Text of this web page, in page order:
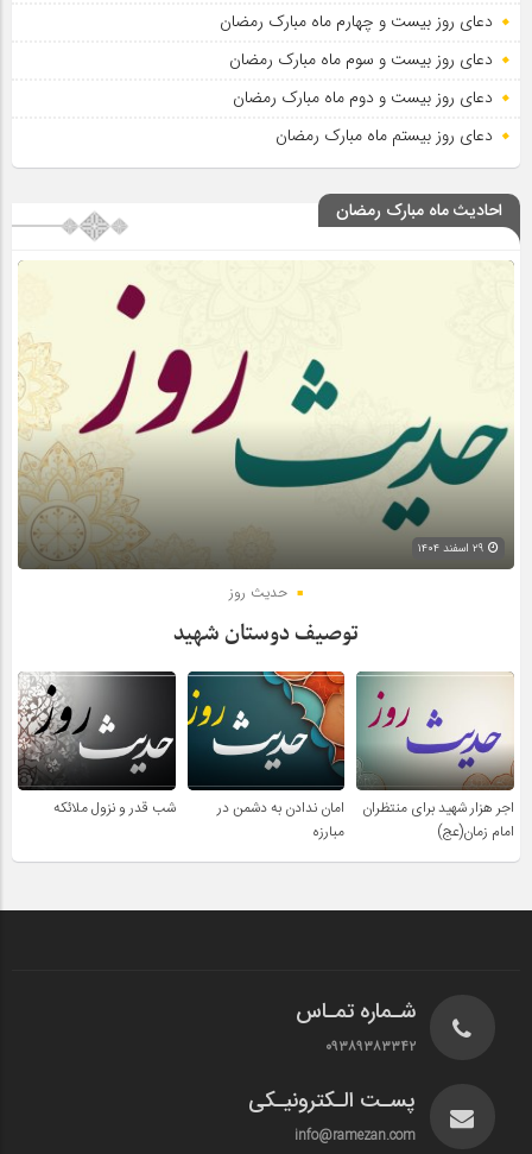
دعای روز بیست و چهارم ماه مبارک رمضان
دعای روز بیست و سوم ماه مبارک رمضان
دعای روز بیست و دوم ماه مبارک رمضان
دعای روز بیستم ماه مبارک رمضان
احادیث ماه مبارک رمضان
حدیث روز
توصیف دوستان شهید
اجر هزار شهید برای منتظران
امام زمان(عج)
امان ندادن به دشمن در
مبارزه
شب قدر و نزول ملائکه
شـماره تمـاس
۰۹۳۸۹۳۸۳۳۴۲
پسـت الـکترونیـکی
info@ramezan.com